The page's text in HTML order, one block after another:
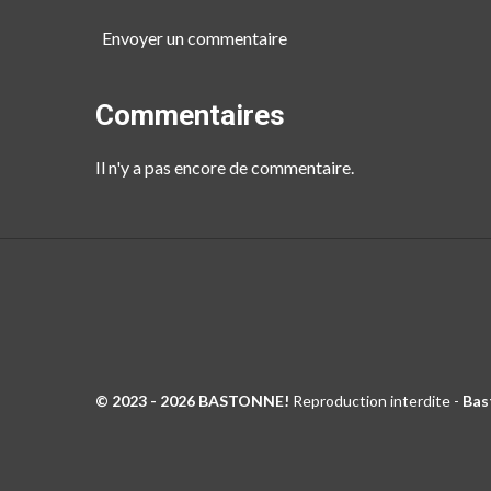
Envoyer un commentaire
Commentaires
Il n'y a pas encore de commentaire.
© 2023 - 2026 BASTONNE! Reproduction interdite -